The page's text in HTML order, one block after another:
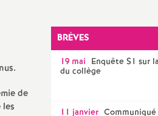
AED ET AESH
Documentalistes
de
les
BRÈVES
19 mai Enquête S1 sur
du collège
11 janvier Communiqué